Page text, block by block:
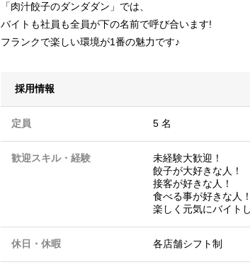
「肉汁餃子のダンダダン」では、
バイトも社員も全員が下の名前で呼び合います!
フランクで楽しい環境が1番の魅力です♪
採用情報
定員 5 名
歓迎スキル・経験
未経験大歓迎！
餃子が大好きな人！
接客が好きな人！
食べる事が好きな人！
楽しく元気にバイト
休日・休暇 各店舗シフト制